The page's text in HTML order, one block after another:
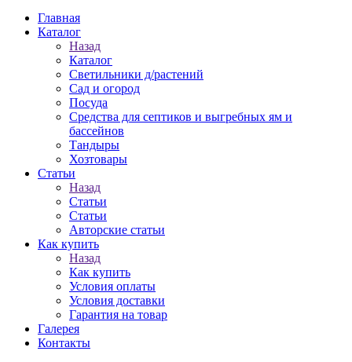
Главная
Каталог
Назад
Каталог
Светильники д/растений
Сад и огород
Посуда
Средства для септиков и выгребных ям и
бассейнов
Тандыры
Хозтовары
Статьи
Назад
Статьи
Статьи
Авторские статьи
Как купить
Назад
Как купить
Условия оплаты
Условия доставки
Гарантия на товар
Галерея
Контакты